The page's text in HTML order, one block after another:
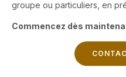
groupe ou particuliers, en
Commencez dès